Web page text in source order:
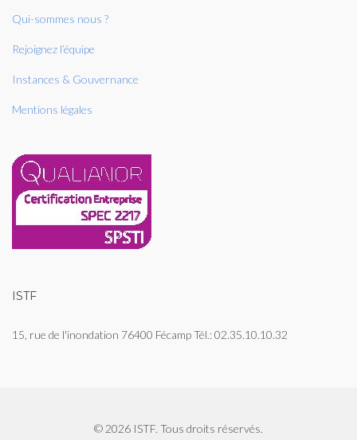
Qui-sommes nous ?
Rejoignez l’équipe
Instances & Gouvernance
Mentions légales
ISTF
15, rue de l'inondation 76400 Fécamp Tél.: 02.35.10.10.32
© 2026 ISTF. Tous droits réservés.